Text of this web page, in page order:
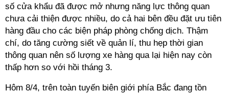
số cửa khẩu đã được mở nhưng năng lực thông quan
chưa cải thiện được nhiều, do cả hai bên đều đặt ưu tiên
hàng đầu cho các biện pháp phòng chống dịch. Thậm
chí, do tăng cường siết về quản lí, thu hẹp thời gian
thông quan nên số lượng xe hàng qua lại hiện nay còn
thấp hơn so với hồi tháng 3.
Hôm 8/4, trên toàn tuyến biên giới phía Bắc đang tồn